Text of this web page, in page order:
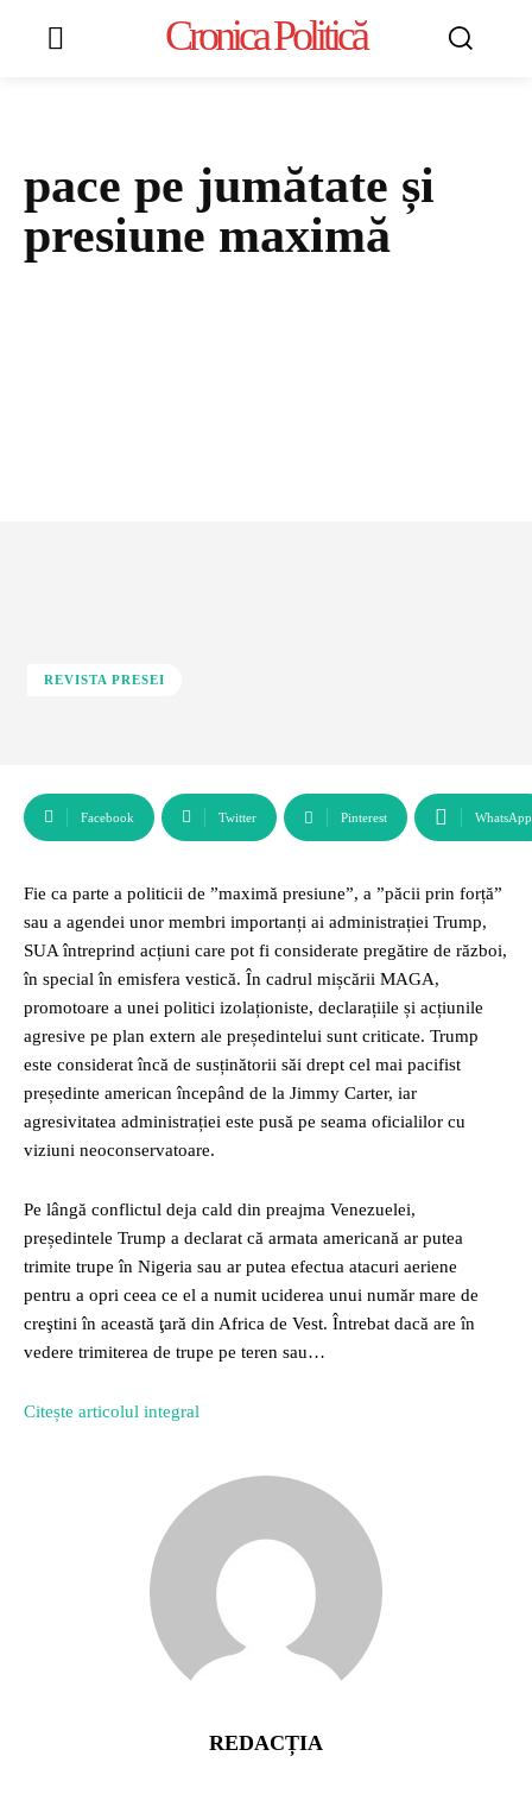
Cronica Politică
pace pe jumătate și
presiune maximă
REVISTA PRESEI
Facebook Twitter Pinterest WhatsApp
Fie ca parte a politicii de ”maximă presiune”, a ”păcii prin forță”
sau a agendei unor membri importanți ai administrației Trump,
SUA întreprind acțiuni care pot fi considerate pregătire de război,
în special în emisfera vestică. În cadrul mișcării MAGA,
promotoare a unei politici izolaționiste, declarațiile și acțiunile
agresive pe plan extern ale președintelui sunt criticate. Trump
este considerat încă de susținătorii săi drept cel mai pacifist
președinte american începând de la Jimmy Carter, iar
agresivitatea administrației este pusă pe seama oficialilor cu
viziuni neoconservatoare.
Pe lângă conflictul deja cald din preajma Venezuelei,
președintele Trump a declarat că armata americană ar putea
trimite trupe în Nigeria sau ar putea efectua atacuri aeriene
pentru a opri ceea ce el a numit uciderea unui număr mare de
creştini în această ţară din Africa de Vest. Întrebat dacă are în
vedere trimiterea de trupe pe teren sau…
Citește articolul integral
REDACȚIA